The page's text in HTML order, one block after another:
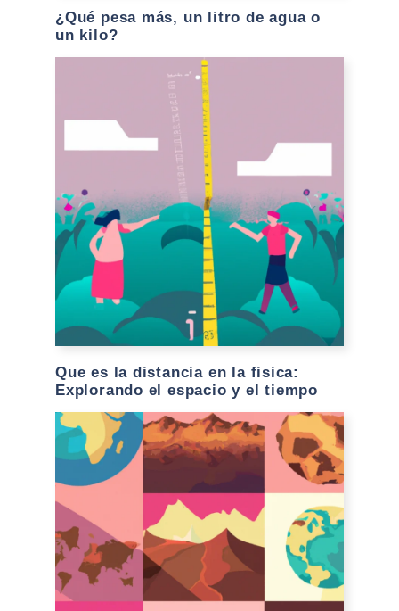
¿Qué pesa más, un litro de agua o
un kilo?
Que es la distancia en la fisica:
Explorando el espacio y el tiempo